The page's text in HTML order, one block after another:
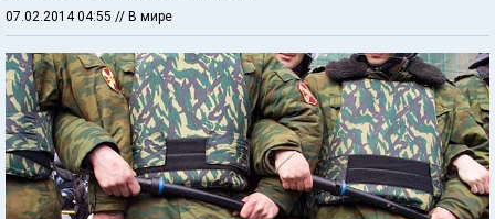
07.02.2014 04:55 // В мире